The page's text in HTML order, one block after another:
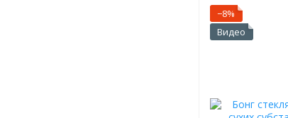
−8%
Видео